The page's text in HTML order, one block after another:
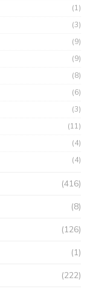
(1)
(3)
(9)
(9)
(8)
(6)
(3)
(11)
(4)
(4)
(416)
(8)
(126)
(1)
(222)